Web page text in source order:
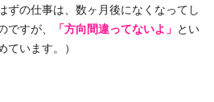
ずの仕事は、数ヶ月後になくなってし
ですが、
「方向間違ってないよ」 とい
ています。）